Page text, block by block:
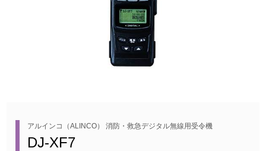
アルインコ（ALINCO） 消防・救急デジタル無線用受令機
DJ-XF7